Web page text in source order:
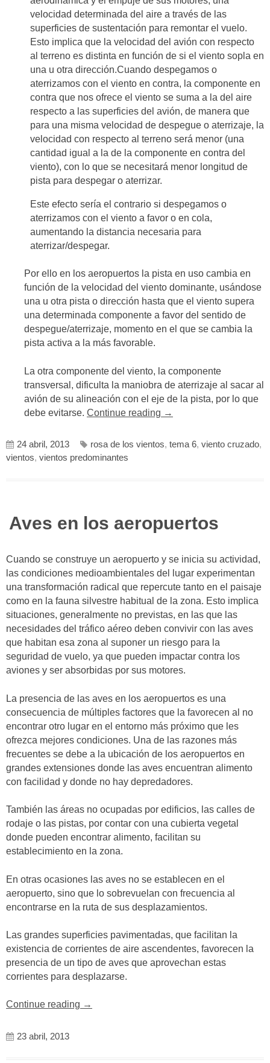
velocidad determinada del aire a través de las
superficies de sustentación para remontar el vuelo.
Esto implica que la velocidad del avión con respecto
al terreno es distinta en función de si el viento sopla en
una u otra dirección.Cuando despegamos o
aterrizamos con el viento en contra, la componente en
contra que nos ofrece el viento se suma a la del aire
respecto a las superficies del avión, de manera que
para una misma velocidad de despegue o aterrizaje, la
velocidad con respecto al terreno será menor (una
cantidad igual a la de la componente en contra del
viento), con lo que se necesitará menor longitud de
pista para despegar o aterrizar.
Este efecto sería el contrario si despegamos o
aterrizamos con el viento a favor o en cola,
aumentando la distancia necesaria para
aterrizar/despegar.
Por ello en los aeropuertos la pista en uso cambia en
función de la velocidad del viento dominante, usándose
una u otra pista o dirección hasta que el viento supera
una determinada componente a favor del sentido de
despegue/aterrizaje, momento en el que se cambia la
pista activa a la más favorable.
La otra componente del viento, la componente
transversal, dificulta la maniobra de aterrizaje al sacar al
avión de su alineación con el eje de la pista, por lo que
debe evitarse. Continue reading «TEMA
ORIENTACIÓN
→
24 abril, 2013 rosa de los vientos, tema 6, viento cruzado,
vientos, vientos predominantes
Aves en los aeropuertos
Cuando se construye un aeropuerto y se inicia su actividad,
las condiciones medioambientales del lugar experimentan
una transformación radical que repercute tanto en el paisaje
como en la fauna silvestre habitual de la zona. Esto implica
situaciones, generalmente no previstas, en las que las
necesidades del tráfico aéreo deben convivir con las aves
que habitan esa zona al suponer un riesgo para la
seguridad de vuelo, ya que pueden impactar contra los
aviones y ser absorbidas por sus motores.
La presencia de las aves en los aeropuertos es una
consecuencia de múltiples factores que la favorecen al no
encontrar otro lugar en el entorno más próximo que les
ofrezca mejores condiciones. Una de las razones más
frecuentes se debe a la ubicación de los aeropuertos en
grandes extensiones donde las aves encuentran alimento
con facilidad y donde no hay depredadores.
También las áreas no ocupadas por edificios, las calles de
rodaje o las pistas, por contar con una cubierta vegetal
donde pueden encontrar alimento, facilitan su
establecimiento en la zona.
En otras ocasiones las aves no se establecen en el
aeropuerto, sino que lo sobrevuelan con frecuencia al
encontrarse en la ruta de sus desplazamientos.
Las grandes superficies pavimentadas, que facilitan la
existencia de corrientes de aire ascendentes, favorecen la
presencia de un tipo de aves que aprovechan estas
corrientes para desplazarse.
Continue reading «Aves
→
23 abril, 2013